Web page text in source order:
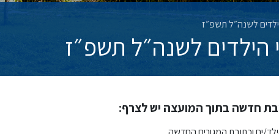
לשנה״ל תשפ״ז
הילדים לשנה״ל תשפ״ז
חדשה בתוך המועצה יש לצרף: